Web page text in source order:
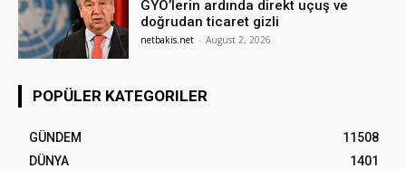
GYÖ’lerin ardında direkt uçuş ve
doğrudan ticaret gizli
netbakis.net - August 2, 2026
POPÜLER KATEGORILER
GÜNDEM
11508
DÜNYA
1401